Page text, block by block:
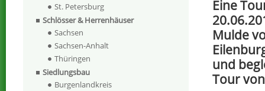
Eine
Mulde
und
Tour
St. Petersburg
Schlösser & Herrenhäuser
Sachsen
Sachsen-Anhalt
Thüringen
Siedlungsbau
Burgenlandkreis